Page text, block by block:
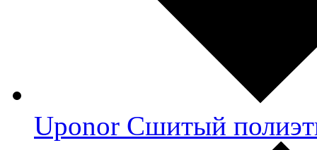
Uponor Сшитый